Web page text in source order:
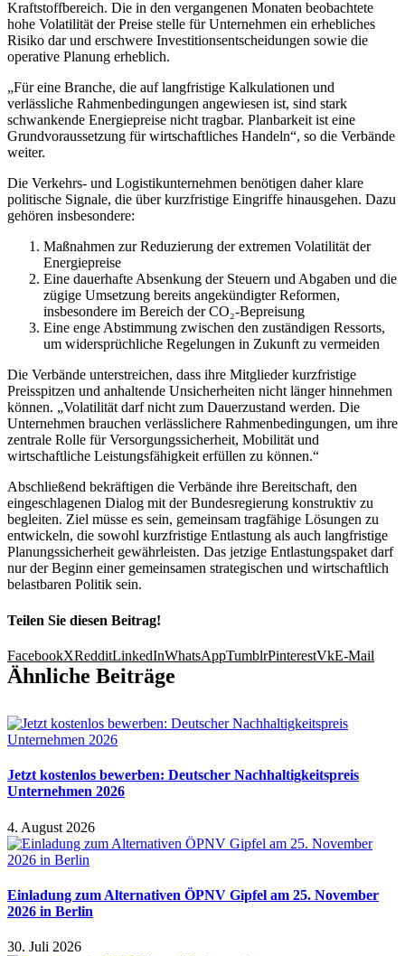
Kraftstoffbereich. Die in den vergangenen Monaten beobachtete
hohe Volatilität der Preise stelle für Unternehmen ein erhebliches
Risiko dar und erschwere Investitionsentscheidungen sowie die
operative Planung erheblich.
„Für eine Branche, die auf langfristige Kalkulationen und
verlässliche Rahmenbedingungen angewiesen ist, sind stark
schwankende Energiepreise nicht tragbar. Planbarkeit ist eine
Grundvoraussetzung für wirtschaftliches Handeln“, so die Verbände
weiter.
Die Verkehrs- und Logistikunternehmen benötigen daher klare
politische Signale, die über kurzfristige Eingriffe hinausgehen. Dazu
gehören insbesondere:
Maßnahmen zur Reduzierung der extremen Volatilität der
Energiepreise
Eine dauerhafte Absenkung der Steuern und Abgaben und die
zügige Umsetzung bereits angekündigter Reformen,
insbesondere im Bereich der CO₂-Bepreisung
Eine enge Abstimmung zwischen den zuständigen Ressorts,
um widersprüchliche Regelungen in Zukunft zu vermeiden
Die Verbände unterstreichen, dass ihre Mitglieder kurzfristige
Preisspitzen und anhaltende Unsicherheiten nicht länger hinnehmen
können. „Volatilität darf nicht zum Dauerzustand werden. Die
Unternehmen brauchen verlässlichere Rahmenbedingungen, um ihre
zentrale Rolle für Versorgungssicherheit, Mobilität und
wirtschaftliche Leistungsfähigkeit erfüllen zu können.“
Abschließend bekräftigen die Verbände ihre Bereitschaft, den
eingeschlagenen Dialog mit der Bundesregierung konstruktiv zu
begleiten. Ziel müsse es sein, gemeinsam tragfähige Lösungen zu
entwickeln, die sowohl kurzfristige Entlastung als auch langfristige
Planungssicherheit gewährleisten. Das jetzige Entlastungspaket darf
nur der Beginn einer gemeinsamen strategischen und wirtschaftlich
belastbaren Politik sein.
Teilen Sie diesen Beitrag!
FacebookXRedditLinkedInWhatsAppTumblrPinterestVkE-Mail
Ähnliche Beiträge
Jetzt kostenlos bewerben: Deutscher Nachhaltigkeitspreis
Unternehmen 2026
4. August 2026
Einladung zum Alternativen ÖPNV Gipfel am 25. November
2026 in Berlin
30. Juli 2026